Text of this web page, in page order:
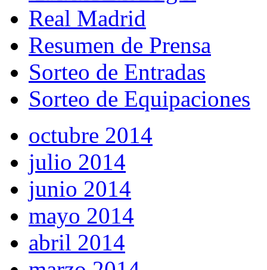
Real Madrid
Resumen de Prensa
Sorteo de Entradas
Sorteo de Equipaciones
octubre 2014
julio 2014
junio 2014
mayo 2014
abril 2014